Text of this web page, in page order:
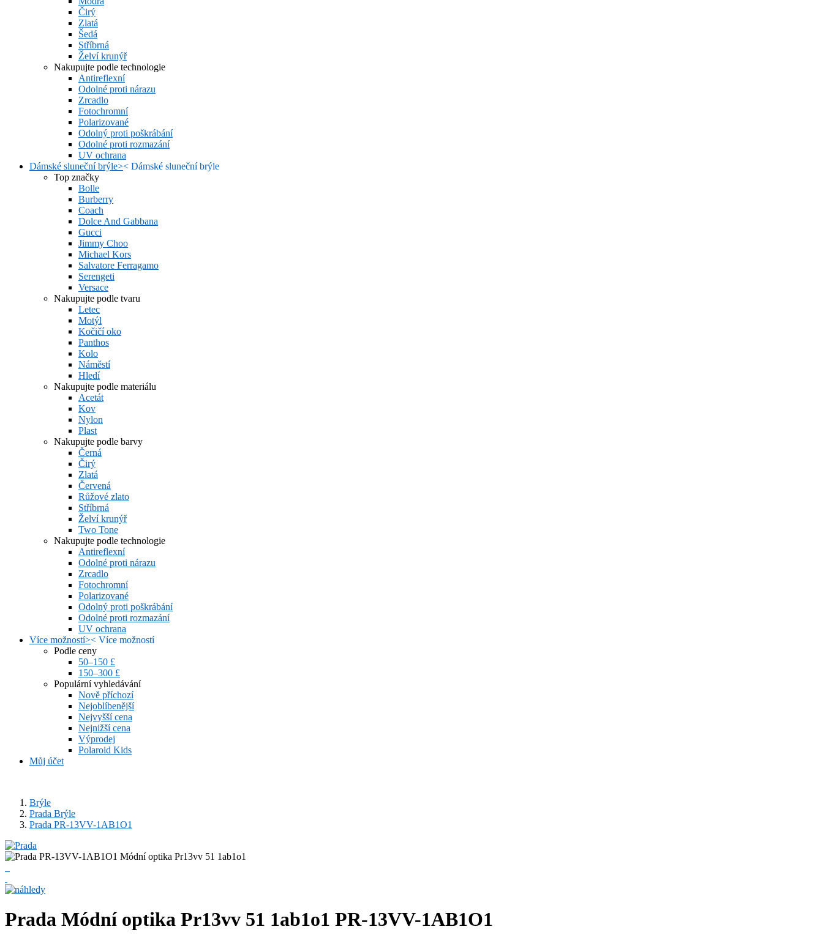
Čirý
Zlatá
Šedá
Stříbrná
Želví krunýř
Nakupujte podle technologie
Antireflexní
Odolné proti nárazu
Zrcadlo
Fotochromní
Polarizované
Odolný proti poškrábání
Odolné proti rozmazání
UV ochrana
Dámské sluneční brýle>< Dámské sluneční brýle
Top značky
Bolle
Burberry
Coach
Dolce And Gabbana
Gucci
Jimmy Choo
Michael Kors
Salvatore Ferragamo
Serengeti
Versace
Nakupujte podle tvaru
Letec
Motýl
Kočičí oko
Panthos
Kolo
Náměstí
Hledí
Nakupujte podle materiálu
Acetát
Kov
Nylon
Plast
Nakupujte podle barvy
Černá
Čirý
Zlatá
Červená
Růžové zlato
Stříbrná
Želví krunýř
Two Tone
Nakupujte podle technologie
Antireflexní
Odolné proti nárazu
Zrcadlo
Fotochromní
Polarizované
Odolný proti poškrábání
Odolné proti rozmazání
UV ochrana
Více možností>< Více možností
Podle ceny
50–150 £
150–300 £
Populární vyhledávání
Nově příchozí
Nejoblíbenější
Nejvyšší cena
Nejnižší cena
Výprodej
Polaroid Kids
Můj účet
Brýle
Prada Brýle
Prada PR-13VV-1AB1O1
Prada Módní optika Pr13vv 51 1ab1o1 PR-13VV-1AB1O1